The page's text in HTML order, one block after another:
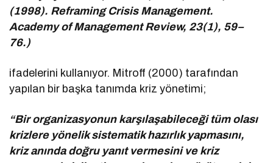
(1998). Reframing Crisis Management.
Academy of Management Review, 23(1), 59–
76.)
ifadelerini kullanıyor. Mitroff (2000) tarafından
yapılan bir başka tanımda kriz yönetimi;
“Bir organizasyonun karşılaşabileceği tüm olası
krizlere yönelik sistematik hazırlık yapmasını,
kriz anında doğru yanıt vermesini ve kriz